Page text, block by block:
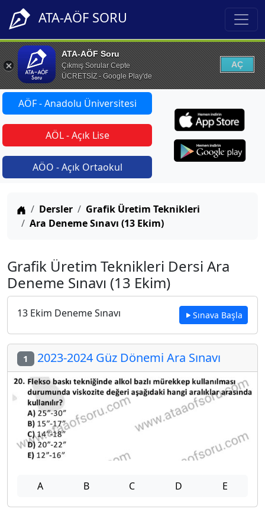
ATA-AÖF SORU
ATA-AÖF Soru
Çıkmış Sorular Cepte
ÜCRETSİZ - Google Play'de
AÇ
AÖF - Anadolu Üniversitesi
AÖL - Açık Lise
AÖO - Açık Ortaokul
Anasayfa
Dersler
Grafik Üretim Teknikleri
Ara Deneme Sınavı (13 Ekim)
Grafik Üretim Teknikleri Dersi Ara
Deneme Sınavı (13 Ekim)
13 Ekim Deneme Sınavı Sınava Başla
1 2023-2024 Güz Dönemi Ara Sınavı
A B C D E